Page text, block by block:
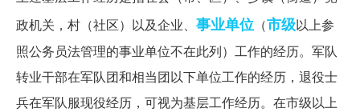
政机关，村（社区）以及企业、 事业单位 （市级以上参
照公务员法管理的事业单位不在此列）工作的经历。军队
转业干部在军队团和相当团以下单位工作的经历，退役士
兵在军队服现役经历，可视为基层工作经历。在市级以上